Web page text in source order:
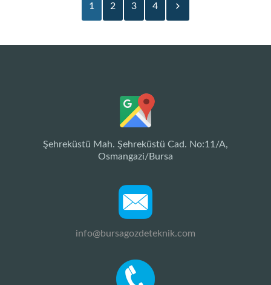
1 2 3 4
Şehreküstü Mah. Şehreküstü Cad. No:11/A,
Osmangazi/Bursa
info@bursagozdeteknik.com